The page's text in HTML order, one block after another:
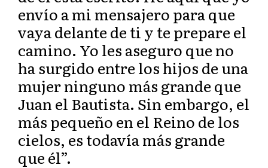
envío a mi mensajero para que
vaya delante de ti y te prepare el
camino. Yo les aseguro que no
ha surgido entre los hijos de una
mujer ninguno más grande que
Juan el Bautista. Sin embargo, el
más pequeño en el Reino de los
cielos, es todavía más grande
que él”.